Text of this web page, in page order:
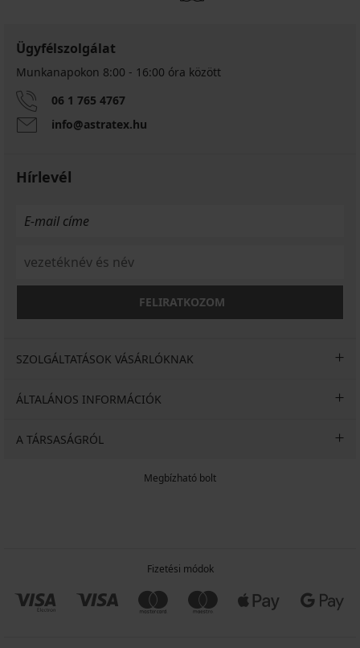
Ügyfélszolgálat
Munkanapokon 8:00 - 16:00 óra között
06 1 765 4767
info@astratex.hu
Hírlevél
FELIRATKOZOM
SZOLGÁLTATÁSOK VÁSÁRLÓKNAK
ÁLTALÁNOS INFORMÁCIÓK
A TÁRSASÁGRÓL
Megbízható bolt
Fizetési módok